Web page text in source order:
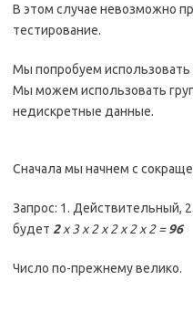
В этом случае невозможно
тестирование.
Мы попробуем
Мы можем использовать
недискретные данные.
Сначала мы начнем с
Запрос: 1. Действительный,
будет 2x 3 x 2 x 2 x 2 x 2 =96
Число по-прежнему велико.